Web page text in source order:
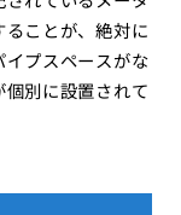
ことが、絶対に
プスペースがな
別に設置されて